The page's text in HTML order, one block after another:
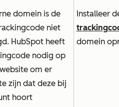
domein is de
niet
HubSpot heeft
nodig op
om er
zijn dat deze bij
hoort
Installeer
domein